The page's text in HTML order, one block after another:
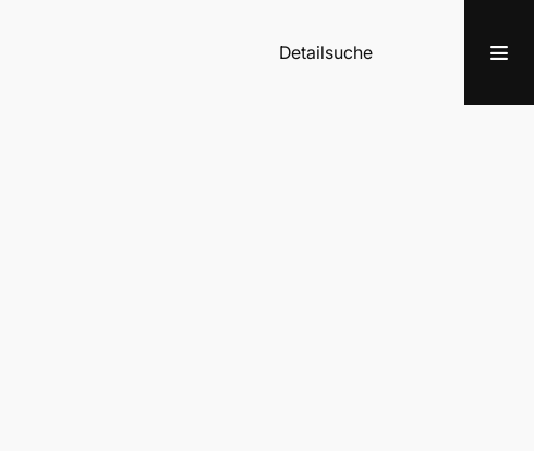
Detailsuche